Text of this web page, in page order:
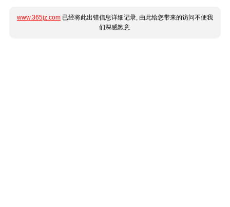
www.365jz.com 已经将此出错信息详细记录, 由此给您带来的访问不便我
们深感歉意.